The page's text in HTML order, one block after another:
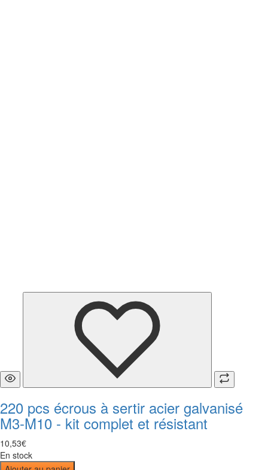
220 pcs écrous à sertir acier galvanisé
M3-M10 - kit complet et résistant
10,53€
En stock